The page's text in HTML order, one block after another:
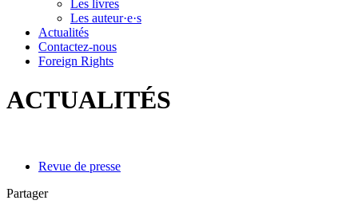
Les livres
Les auteur·e·s
Actualités
Contactez-nous
Foreign Rights
ACTUALITÉS
Revue de presse
Partager